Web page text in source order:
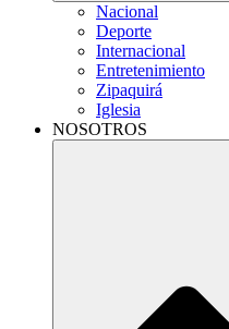
Nacional
Deporte
Internacional
Entretenimiento
Zipaquirá
Iglesia
NOSOTROS